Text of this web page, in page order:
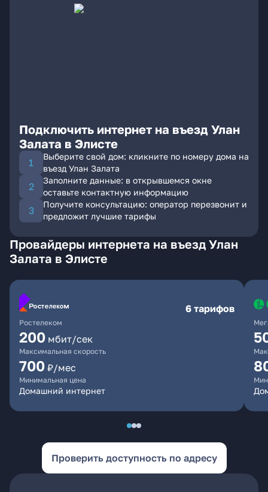
Подключить интернет на въезд Улан
Залата в Элисте
Выберите свой дом: кликните по номеру дома на
въезд Улан Залата
Заполните данные: в открывшемся окне
оставьте контактную информацию
Получите консультацию: оператор перезвонит и
предложит лучшие тарифы
Провайдеры интернета на въезд Улан
Залата в Элисте
Ростелеком
6 тарифов
200 мбит/сек
Максимальная скорость
700 ₽/мес
Минимальная цена
Домашний интернет
Проверить доступность по адресу